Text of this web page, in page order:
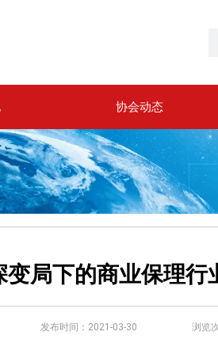
协会动态
局下的商业保理行
发布时间：2021-03-30 浏览